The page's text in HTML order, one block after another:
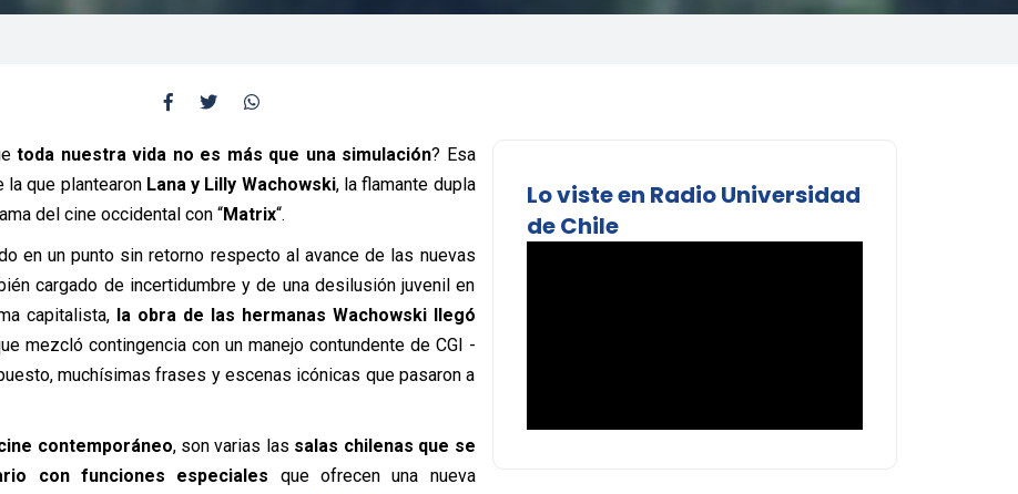
toda nuestra vida no es más que una simulación? Esa
que plantearon Lana y Lilly Wachowski, la flamante dupla
del cine occidental con “Matrix“.
en un punto sin retorno respecto al avance de las nuevas
cargado de incertidumbre y de una desilusión juvenil en
capitalista,la obra de las hermanas Wachowski llegó
mezcló contingencia con un manejo contundente de CGI -
muchísimas frases y escenas icónicas que pasaron a
contemporáneo, son varias las salas chilenas que se
con funciones especiales que ofrecen una nueva
Lo viste en Radio Universidad
de Chile